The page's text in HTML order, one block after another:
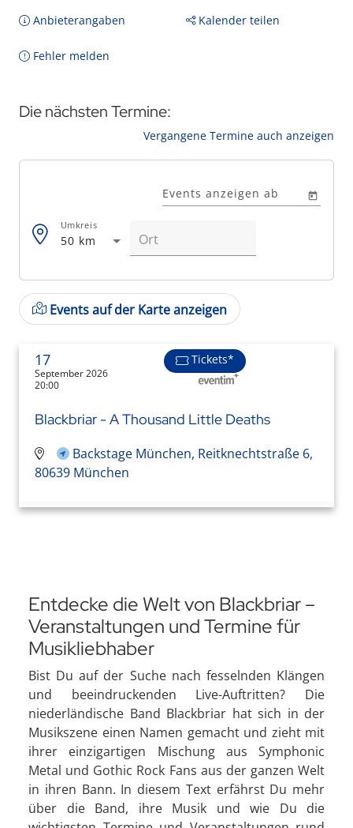
Anbieterangaben Kalender teilen
Fehler melden
Die nächsten Termine:
Vergangene Termine auch anzeigen
Events anzeigen ab
50 km
Umkreis
Events auf der Karte anzeigen
17
September 2026
20:00
Tickets*
Blackbriar - A Thousand Little Deaths
Backstage München, Reitknechtstraße 6,
80639 München
Entdecke die Welt von Blackbriar –
Veranstaltungen und Termine für
Musikliebhaber
Bist Du auf der Suche nach fesselnden Klängen
und beeindruckenden Live-Auftritten? Die
niederländische Band Blackbriar hat sich in der
Musikszene einen Namen gemacht und zieht mit
ihrer einzigartigen Mischung aus Symphonic
Metal und Gothic Rock Fans aus der ganzen Welt
in ihren Bann. In diesem Text erfährst Du mehr
über die Band, ihre Musik und wie Du die